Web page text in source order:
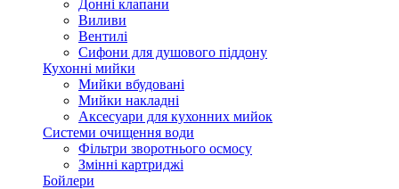
Донні клапани
Виливи
Вентилі
Сифони для душового піддону
Кухонні мийки
Мийки вбудовані
Мийки накладні
Аксесуари для кухонних мийок
Системи очищення води
Фільтри зворотнього осмосу
Змінні картриджі
Бойлери